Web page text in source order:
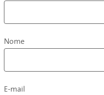
Nome
E-mail